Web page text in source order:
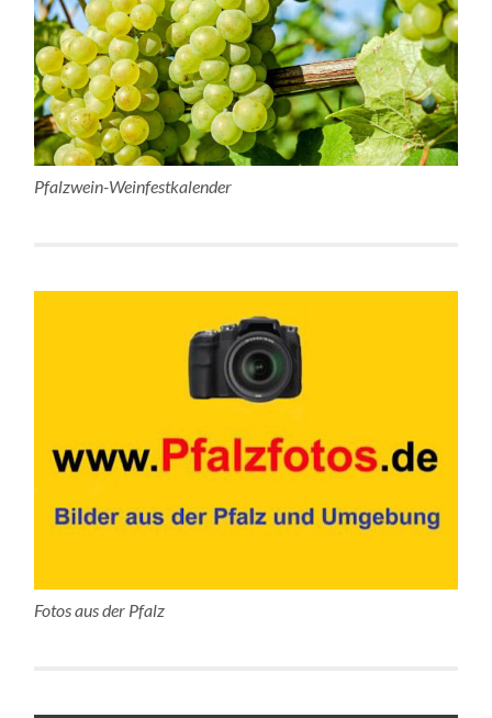
Pfalzwein-Weinfestkalender
Fotos aus der Pfalz